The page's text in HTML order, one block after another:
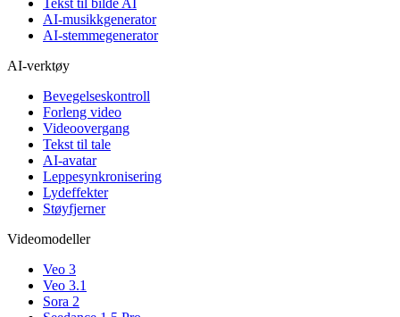
Tekst til bilde AI
AI-musikkgenerator
AI-stemmegenerator
AI-verktøy
Bevegelseskontroll
Forleng video
Videoovergang
Tekst til tale
AI-avatar
Leppesynkronisering
Lydeffekter
Støyfjerner
Videomodeller
Veo 3
Veo 3.1
Sora 2